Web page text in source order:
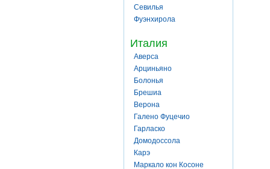
Севилья
Фуэнхирола
Италия
Аверса
Арциньяно
Болонья
Брешиа
Верона
Галено Фуцечио
Гарласко
Домодоссола
Карэ
Маркало кон Косоне